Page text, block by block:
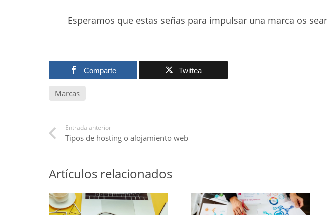
Esperamos que estas señas para impulsar una marca os
Comparte Twittea
Marcas
Entrada anterior
Tipos de hosting o alojamiento web
Artículos relacionados